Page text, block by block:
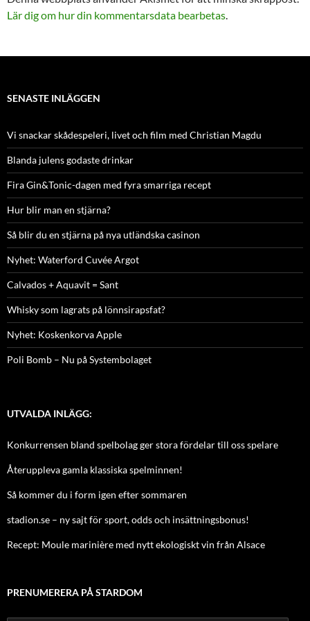
Lär dig om hur din kommentarsdata bearbetas.
SENASTE INLÄGGEN
Vi snackar skådespeleri, livet och film med Christian Magdu
Blanda julens godaste drinkar
Fira Gin&Tonic-dagen med fyra smarriga recept
Hur blir man en stjärna?
Så blir du en stjärna på nya utländska casinon
Nyhet: Waterford Cuvée Argot
Calvados + Aquavit = Sant
Whisky som lagrats på lönnsirapsfat?
Nyhet: Koskenkorva Apple
Poli Bomb – Nu på Systembolaget
UTVALDA INLÄGG:
Konkurrensen bland spelbolag ger stora fördelar till oss spelare
Återuppleva gamla klassiska spelminnen!
Så kommer du i form igen efter sommaren
stadion.se – ny sajt för sport, odds och insättningsbonus!
Recept: Moule marinière med nytt ekologiskt vin från Alsace
PRENUMERERA PÅ STARDOM